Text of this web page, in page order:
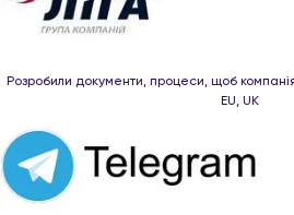
Розробили документи, процеси, щоб
EU, UK